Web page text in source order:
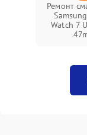
Ремонт
Watch 7